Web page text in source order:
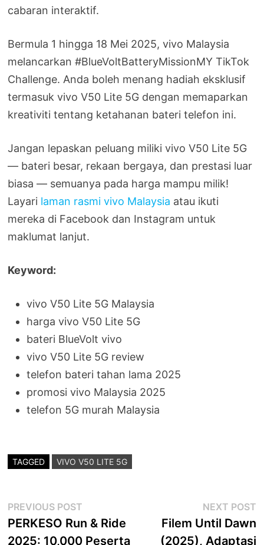
cabaran interaktif.
Bermula 1 hingga 18 Mei 2025, vivo Malaysia
melancarkan #BlueVoltBatteryMissionMY TikTok
Challenge. Anda boleh menang hadiah eksklusif
termasuk vivo V50 Lite 5G dengan memaparkan
kreativiti tentang ketahanan bateri telefon ini.
Jangan lepaskan peluang miliki vivo V50 Lite 5G
— bateri besar, rekaan bergaya, dan prestasi luar
biasa — semuanya pada harga mampu milik!
Layari laman rasmi vivo Malaysia atau ikuti
mereka di Facebook dan Instagram untuk
maklumat lanjut.
Keyword:
vivo V50 Lite 5G Malaysia
harga vivo V50 Lite 5G
bateri BlueVolt vivo
vivo V50 Lite 5G review
telefon bateri tahan lama 2025
promosi vivo Malaysia 2025
telefon 5G murah Malaysia
TAGGED VIVO V50 LITE 5G
Post
navigation
PREVIOUS POST
post:
PERKESO Run & Ride
2025: 10,000 Peserta
NEXT POST
Filem Until Dawn
(2025), Adaptasi